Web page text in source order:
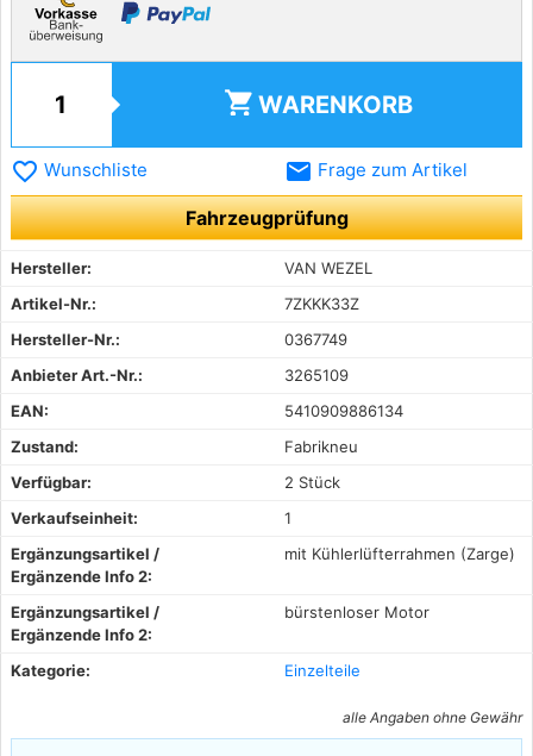
shopping_cart WARENKORB
favorite_border Wunschliste email Frage zum Artikel
Fahrzeugprüfung
Hersteller:
VAN WEZEL
Artikel-Nr.:
7ZKKK33Z
Hersteller-Nr.:
0367749
Anbieter Art.-Nr.:
3265109
EAN:
5410909886134
Zustand:
Fabrikneu
Verfügbar:
2 Stück
Verkaufseinheit:
1
Ergänzungsartikel /
Ergänzende Info 2:
mit Kühlerlüfterrahmen (Zarge)
Ergänzungsartikel /
Ergänzende Info 2:
bürstenloser Motor
Kategorie: Einzelteile
alle Angaben ohne Gewähr